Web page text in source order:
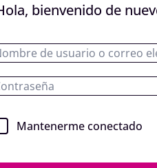
bienvenido de
Mantenerme conectado